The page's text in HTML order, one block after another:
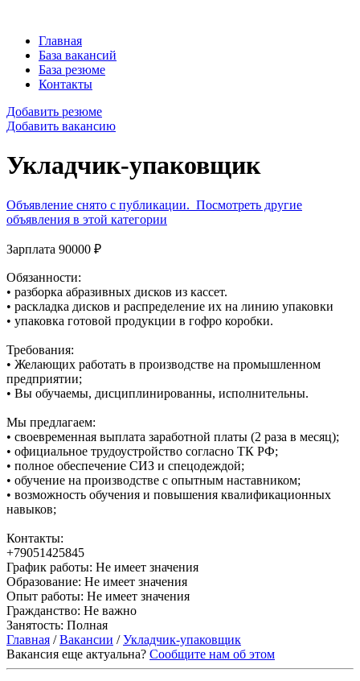
Главная
База вакансий
База резюме
Контакты
Добавить резюме
Добавить вакансию
Укладчик-упаковщик
Объявление снято с публикации. Посмотреть другие
объявления в этой категории
Зарплата 90000 ₽
Обязанности:
• разборка абразивных дисков из кассет.
• раскладка дисков и распределение их на линию упаковки
• упаковка готовой продукции в гофро коробки.
Требования:
• Желающих работать в производстве на промышленном
предприятии;
• Вы обучаемы, дисциплинированны, исполнительны.
Мы предлагаем:
• своевременная выплата заработной платы (2 раза в месяц);
• официальное трудоустройство согласно ТК РФ;
• полное обеспечение СИЗ и спецодеждой;
• обучение на производстве с опытным наставником;
• возможность обучения и повышения квалификационных
навыков;
Контакты:
+79051425845
График работы: Не имеет значения
Образование: Не имеет значения
Опыт работы: Не имеет значения
Гражданство: Не важно
Занятость: Полная
Главная /Вакансии /Укладчик-упаковщик
Вакансия еще актуальна? Сообщите нам об этом